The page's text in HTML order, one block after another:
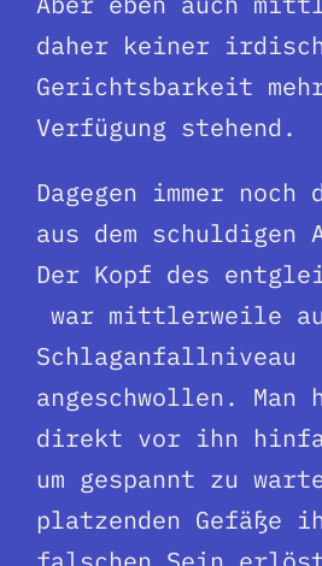
daher keiner
Gerichtsbarkeit
Verfügung stehend.
Dagegen immer
aus dem schuldigen
Der Kopf des
war mittlerweile
Schlaganfallniveau
angeschwollen. Man
direkt vor ihn
um gespannt zu
platzenden Gefäße